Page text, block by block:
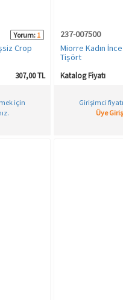
Yorum: 1
Crop
307,00 TL
için
237-007500
Miorre Kadın
Tişört
Katalog Fiyatı
Girişimci
Üye